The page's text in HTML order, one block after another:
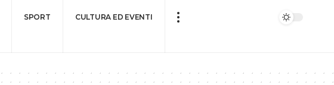
SPORT CULTURA ED EVENTI